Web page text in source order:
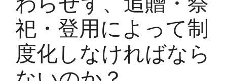
祀・登用によって制
度化しなければなら